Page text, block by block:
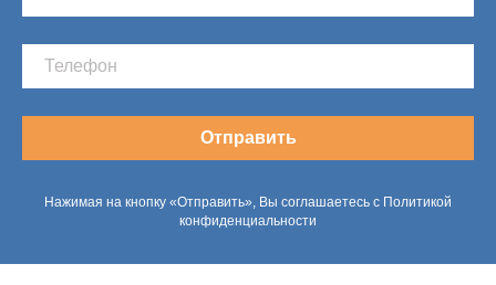
Отправить
Нажимая на кнопку «Отправить», Вы соглашаетесь с Политикой
конфиденциальности